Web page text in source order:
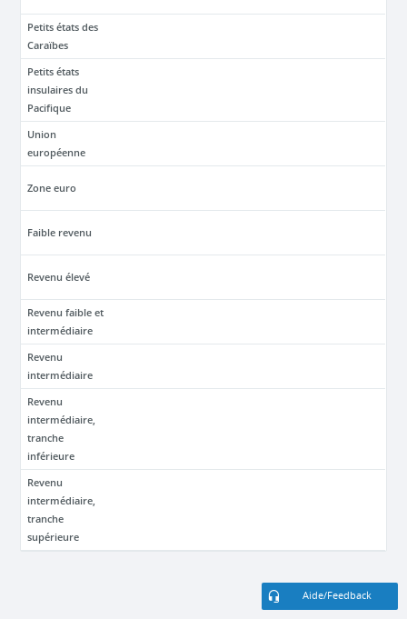
Petits états des
Caraïbes
Petits états
insulaires du
Pacifique
Union
européenne
Zone euro
Faible revenu
Revenu élevé
Revenu faible et
intermédiaire
Revenu
intermédiaire
Revenu
intermédiaire,
tranche
inférieure
Revenu
intermédiaire,
tranche
supérieure
Aide/Feedback